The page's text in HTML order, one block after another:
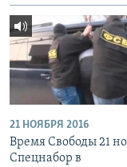
21 НОЯБРЯ 2016
Время Свободы 21
Спецнабор в